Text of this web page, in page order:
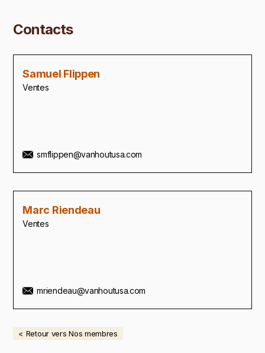
Contacts
Samuel Flippen
Ventes
smflippen@vanhoutusa.com
Marc Riendeau
Ventes
mriendeau@vanhoutusa.com
< Retour vers Nos membres